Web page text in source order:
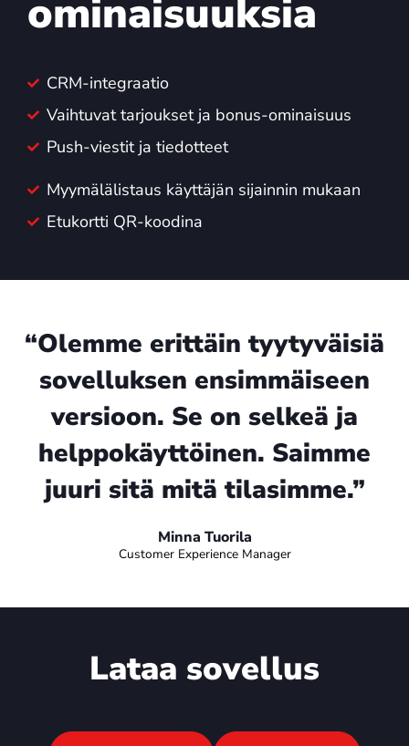
ominaisuuksia
CRM-integraatio
Vaihtuvat tarjoukset ja bonus-ominaisuus
Push-viestit ja tiedotteet
Myymälälistaus käyttäjän sijainnin mukaan
Etukortti QR-koodina
“Olemme erittäin tyytyväisiä
sovelluksen ensimmäiseen
versioon. Se on selkeä ja
helppokäyttöinen. Saimme
juuri sitä mitä tilasimme.”
Minna Tuorila
Customer Experience Manager
Lataa sovellus